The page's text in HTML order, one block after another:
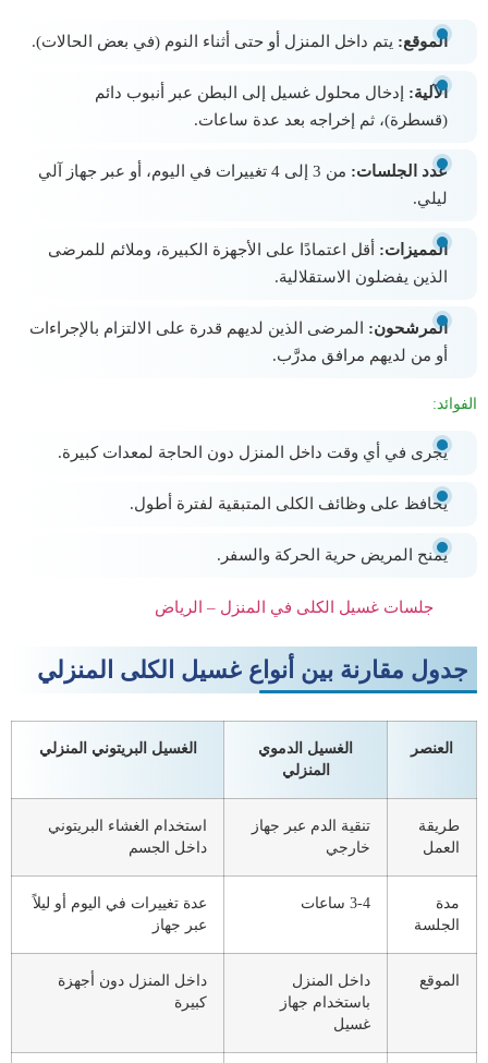
الموقع: يتم داخل المنزل أو حتى أثناء النوم (في بعض الحالات).
الآلية: إدخال محلول غسيل إلى البطن عبر أنبوب دائم
(قسطرة)، ثم إخراجه بعد عدة ساعات.
عدد الجلسات:
من 3 إلى 4 تغييرات في اليوم، أو عبر جهاز آلي
ليلي.
المميزات: أقل اعتمادًا على الأجهزة الكبيرة، وملائم للمرضى
الذين يفضلون الاستقلالية.
المرشحون: المرضى الذين لديهم قدرة على الالتزام بالإجراءات
أو من لديهم مرافق مدرَّب.
الفوائد:
يُجرى في أي وقت داخل المنزل دون الحاجة لمعدات كبيرة.
يحافظ على وظائف الكلى المتبقية لفترة أطول.
يمنح المريض حرية الحركة والسفر.
جلسات غسيل الكلى في المنزل – الرياض
جدول مقارنة بين أنواع غسيل الكلى المنزلي
العنصر
الغسيل الدموي
المنزلي
الغسيل البريتوني المنزلي
طريقة
العمل
تنقية الدم عبر جهاز
خارجي
استخدام الغشاء البريتوني
داخل الجسم
مدة
الجلسة
3-4 ساعات
عدة تغييرات في اليوم أو ليلاً
عبر جهاز
الموقع
داخل المنزل
باستخدام جهاز
غسيل
داخل المنزل دون أجهزة
كبيرة